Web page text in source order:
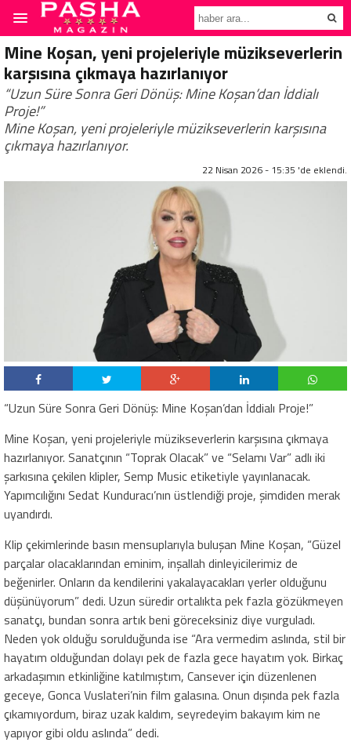
Mine Koşan, yeni projeleriyle müzikseverlerin
karşısına çıkmaya hazırlanıyor
“Uzun Süre Sonra Geri Dönüş: Mine Koşan’dan İddialı
Proje!”
Mine Koşan, yeni projeleriyle müzikseverlerin karşısına
çıkmaya hazırlanıyor.
22 Nisan 2026 - 15:35 'de eklendi.
“Uzun Süre Sonra Geri Dönüş: Mine Koşan’dan İddialı Proje!”
Mine Koşan, yeni projeleriyle müzikseverlerin karşısına çıkmaya
hazırlanıyor. Sanatçının “Toprak Olacak” ve “Selamı Var” adlı iki
şarkısına çekilen klipler, Semp Music etiketiyle yayınlanacak.
Yapımcılığını Sedat Kunduracı’nın üstlendiği proje, şimdiden merak
uyandırdı.
Klip çekimlerinde basın mensuplarıyla buluşan Mine Koşan, “Güzel
parçalar olacaklarından eminim, inşallah dinleyicilerimiz de
beğenirler. Onların da kendilerini yakalayacakları yerler olduğunu
düşünüyorum” dedi. Uzun süredir ortalıkta pek fazla gözükmeyen
sanatçı, bundan sonra artık beni göreceksiniz diye vurguladı.
Neden yok olduğu sorulduğunda ise “Ara vermedim aslında, stil bir
hayatım olduğundan dolayı pek de fazla gece hayatım yok. Birkaç
arkadaşımın etkinliğine katılmıştım, Cansever için düzenlenen
geceye, Gonca Vuslateri’nin film galasına. Onun dışında pek fazla
çıkamıyordum, biraz uzak kaldım, seyredeyim bakayım kim ne
yapıyor gibi oldu aslında” dedi.